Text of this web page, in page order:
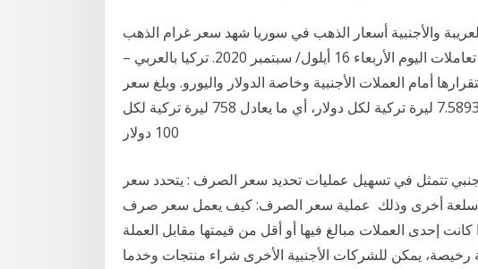
والأجنبية أسعار الذهب في سوريا شهد سعر غرام الذهب
الواحد في سوريا، استقراراً في قيمته، خلال تعاملات اليوم الأربعاء 16 أيلول/ سبتمبر 2020. تركيا بالعربي –
أمام العملات الأجنبية وخاصة الدولار واليورو. وبلغ سعر
صرف الدولار حتى لحظة إعداد هذا التقرير 7.5893 ليرة تركية لكل دولار، أي ما يعادل 758 ليرة تركية لكل
100 دولار
تتمثل في تسهيل عمليات تحديد سعر الصرف : يتحدد سعر
سلعة أخرى وذلك عملية سعر الصرف: كيف يعمل سعر صرف
كانت إحدى العملات مبالغ فيها أو أقل من قيمتها مقابل العملة
يمكن للشركات الأجنبية الأخرى شراء منتجات وخدما